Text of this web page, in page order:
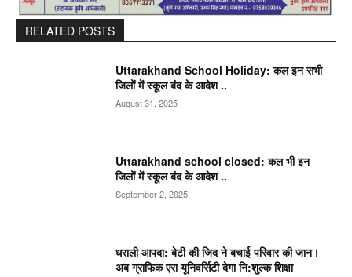
RELATED POSTS
Uttarakhand School Holiday: कल इन सभी
जिलों में स्कूल बंद के आदेश ..
August 31, 2025
Uttarakhand school closed: कल भी इन
जिलों में स्कूल बंद के आदेश ..
September 2, 2025
धराली आपदा: बेटी की जिद ने बचाई परिवार की जान।
अब ग्राफिक एरा यूनिवर्सिटी देगा नि:शुल्क शिक्षा